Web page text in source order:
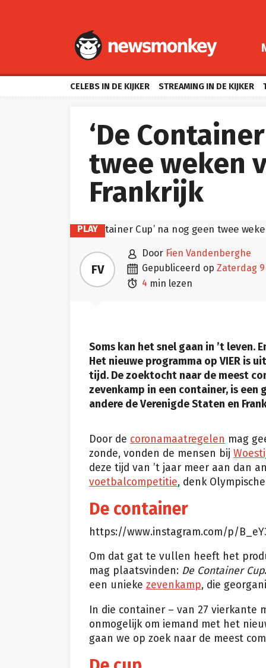
CELEBS IN DE KIJKER STREAMING IN DE KIJKER
‘De
twee weken
Frankrijk
PLAY
FV
 door Fien Vandenberghe
 gepubliceerd op zaterdag
 4 min lezen
Soms kan het snel gaan in ’t leven.
Het nieuwe programma op VIER is
tijd. De zoektocht naar de meest
zevenkamp in een container, is
andere de Verenigde Staten en
Door de coronamaatregelen mag
zonde, vonden de mensen bij
deze tijd van ’t jaar meer aan dan
voetbalcompetitie, denk
De container
https://www.instagram.com/p/
Om dat gat te vullen heeft het
mag plaatsvinden: De Container Cup
een unieke zevenkamp, die
In die container – van 27
onmogelijk om iemand met het
gaan we op zoek naar de meest